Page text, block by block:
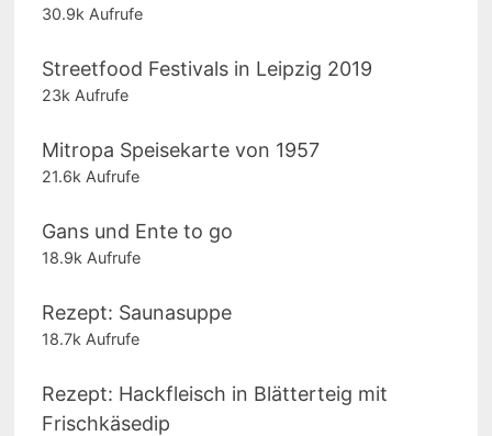
30.9k Aufrufe
Streetfood Festivals in Leipzig 2019
23k Aufrufe
Mitropa Speisekarte von 1957
21.6k Aufrufe
Gans und Ente to go
18.9k Aufrufe
Rezept: Saunasuppe
18.7k Aufrufe
Rezept: Hackfleisch in Blätterteig mit
Frischkäsedip